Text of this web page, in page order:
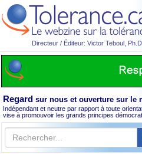
Directeur / Éditeur: Victor Teboul, Ph.D.
Regard sur nous et ouverture sur le
Indépendant et neutre par rapport à toute
vise à promouvoir les grands principes